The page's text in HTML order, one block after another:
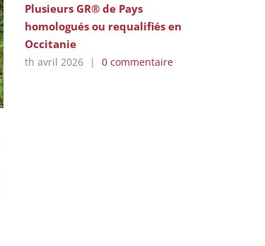
Plusieurs GR® de Pays
homologués ou requalifiés en
Occitanie
th avril 2026 | 0 commentaire